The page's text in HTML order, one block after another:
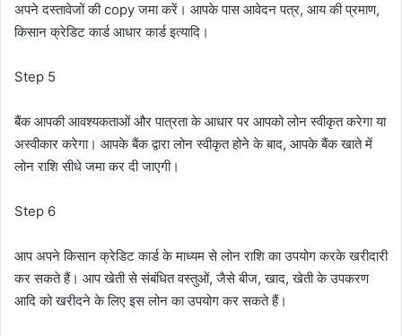
अपने दस्तावेजों की copy जमा करें। आपके पास आवेदन पत्र, आय की प्रमाण,
किसान क्रेडिट कार्ड आधार कार्ड इत्यादि।
Step 5
बैंक आपकी आवश्यकताओं और पात्रता के आधार पर आपको लोन स्वीकृत करेगा या
अस्वीकार करेगा। आपके बैंक द्वारा लोन स्वीकृत होने के बाद, आपके बैंक खाते में
लोन राशि सीधे जमा कर दी जाएगी।
Step 6
आप अपने किसान क्रेडिट कार्ड के माध्यम से लोन राशि का उपयोग करके खरीदारी
कर सकते हैं। आप खेती से संबंधित वस्तुओं, जैसे बीज, खाद, खेती के उपकरण
आदि को खरीदने के लिए इस लोन का उपयोग कर सकते हैं।